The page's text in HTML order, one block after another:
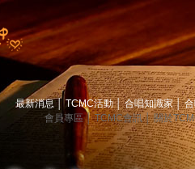
最新消息 TCMC活動│ 合唱知識家│
會員專區│ TCMC會訊│ 關於